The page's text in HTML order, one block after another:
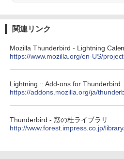
￥480
FM TOWNS
ードウェア・
ェクトリスト
￥1,600
Amazon
ージ、防水、7
イ、色調調節
テリー、広告
￥31,980
New Amazon
11インチカラ
関連リンク
Mozilla Thunderbird - Lightning
https://www.mozilla.org/en-US/
Lightning :: Add-ons for Thunderbird
https://addons.mozilla.org/ja/
Thunderbird - 窓の杜ライブラリ
http://www.forest.impress.co.jp/